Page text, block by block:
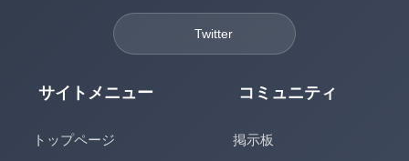
Twitter
サイトメニュー
トップページ
コミュニティ
掲示板